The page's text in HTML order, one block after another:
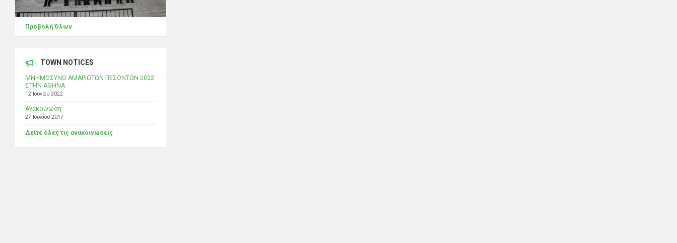
Προβολή Όλων
TOWN NOTICES
ΜΝΗΜΟΣΥΝΟ ΑΜΑΡΙΩΤΩΝ ΠΕΣΟΝΤΩΝ 2022
ΣΤΗΝ ΑΘΗΝΑ
12 Ιουνίου 2022
Ανακοίνωση
27 Ιουλίου 2017
Δείτε όλες τις ανακοινώσεις